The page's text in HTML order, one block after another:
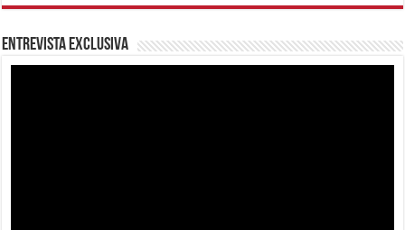
Entrevista Exclusiva